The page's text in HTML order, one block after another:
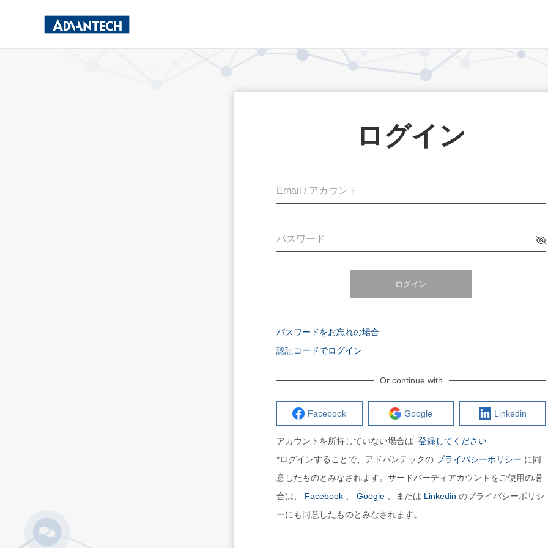
ログイン
Email / アカウント
パスワード
ログイン
パスワードをお忘れの場合
認証コードでログイン
Or continue with
Facebook Google Linkedin
アカウントを所持していない場合は 登録してください
*ログインすることで、アドバンテックの プライバシーポリシー に同
意したものとみなされます。サードパーティアカウントをご使用の場
合は、 Facebook Google 、または Linkedin のプライバシーポリシ
ーにも同意したものとみなされます。